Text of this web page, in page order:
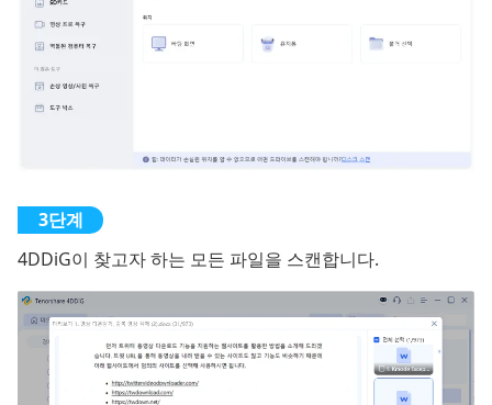
4DDiG이 찾고자 하는 모든 파일을 스캔합니다.